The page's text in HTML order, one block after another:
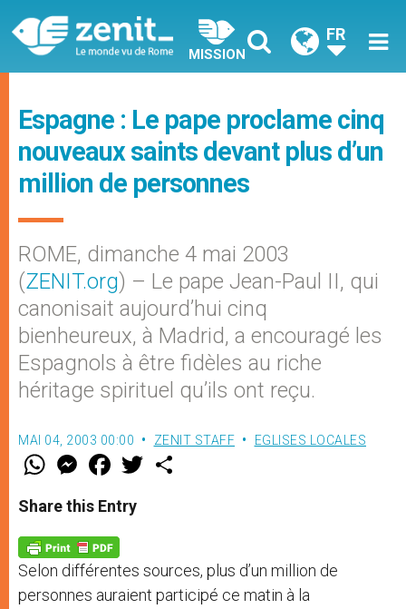
MISSION
FR
Espagne : Le pape proclame cinq
nouveaux saints devant plus d’un
million de personnes
ROME, dimanche 4 mai 2003
(ZENIT.org) – Le pape Jean-Paul II, qui
canonisait aujourd’hui cinq
bienheureux, à Madrid, a encouragé les
Espagnols à être fidèles au riche
héritage spirituel qu’ils ont reçu.
MAI 04, 2003 00:00 ZENIT STAFF EGLISES LOCALES
W
t
s
p
p
M
e
s
e
g
e
r
F
a
e
b
o
k
w
Share this Entry
Selon différentes sources, plus d’un million de
personnes auraient participé ce matin à la